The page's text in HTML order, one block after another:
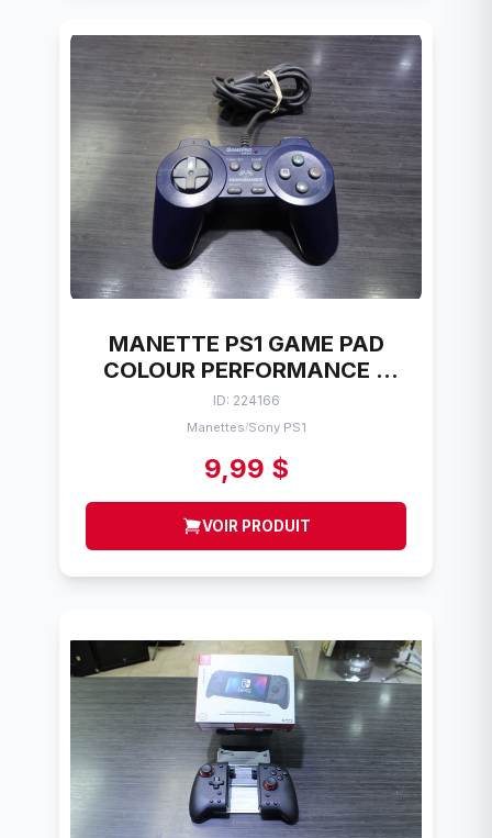
MANETTE PS1 GAME PAD
COLOUR PERFORMANCE P
107
ID: 224166
Manettes/Sony PS1
9,99 $
VOIR PRODUIT